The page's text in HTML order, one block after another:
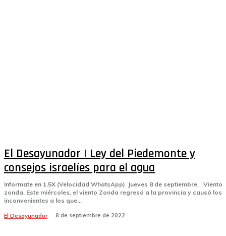
El Desayunador | Ley del Piedemonte y
consejos israelíes para el agua
Informate en 1.5X (Velocidad WhatsApp) Jueves 8 de septiembre. Viento
zonda. Este miércoles, el viento Zonda regresó a la provincia y causó los
inconvenientes a los que...
El Desayunador 8 de septiembre de 2022